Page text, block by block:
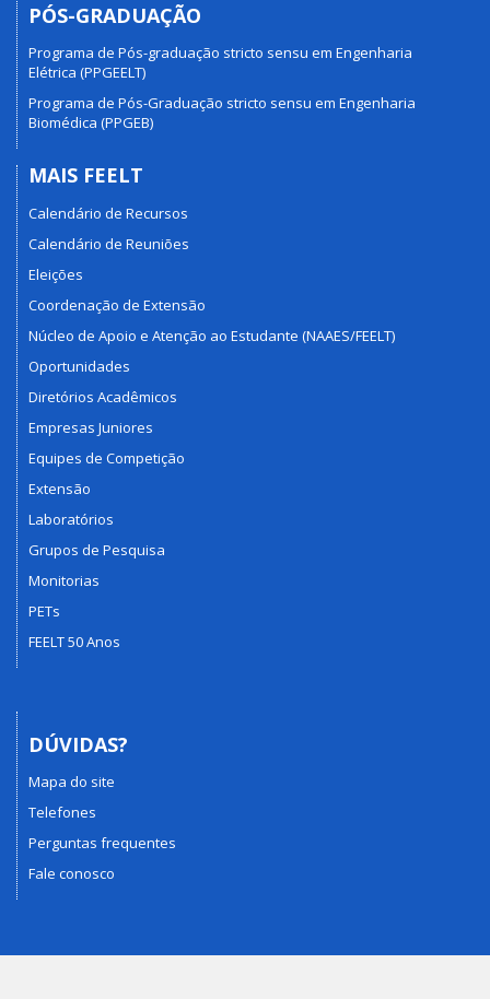
PÓS-GRADUAÇÃO
Programa de Pós-graduação stricto sensu em Engenharia
Elétrica (PPGEELT)
Programa de Pós-Graduação stricto sensu em Engenharia
Biomédica (PPGEB)
MAIS FEELT
Calendário de Recursos
Calendário de Reuniões
Eleições
Coordenação de Extensão
Núcleo de Apoio e Atenção ao Estudante (NAAES/FEELT)
Oportunidades
Diretórios Acadêmicos
Empresas Juniores
Equipes de Competição
Extensão
Laboratórios
Grupos de Pesquisa
Monitorias
PETs
FEELT 50 Anos
DÚVIDAS?
Mapa do site
Telefones
Perguntas frequentes
Fale conosco